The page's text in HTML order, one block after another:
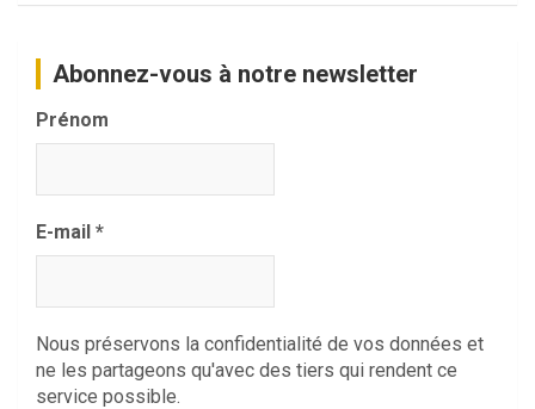
Abonnez-vous à notre newsletter
Prénom
E-mail *
Nous préservons la confidentialité de vos données et
ne les partageons qu'avec des tiers qui rendent ce
service possible.